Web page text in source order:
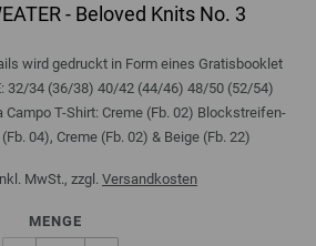
- Beloved Knits No. 3
wird gedruckt in Form eines Gratisbooklet
32/34 (36/38) 40/42 (44/46) 48/50 (52/54)
Campo T-Shirt: Creme (Fb. 02) Blockstreifen-
04), Creme (Fb. 02) & Beige (Fb. 22)
MwSt., zzgl. Versandkosten
MENGE